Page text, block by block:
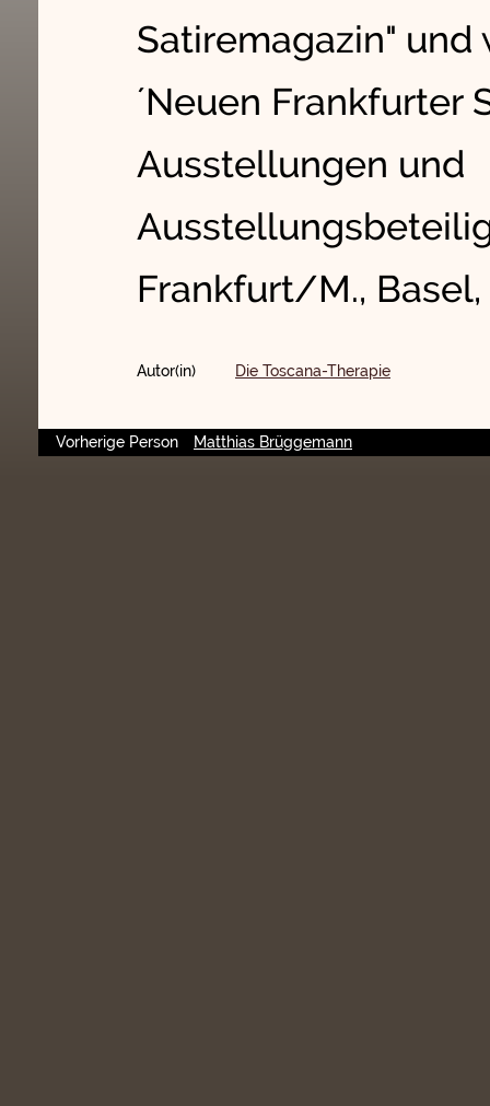
Satiremagazin"
´Neuen Frankfurter
Ausstellungen und
Frankfurt/M.,
Autor(in) Die Toscana-Therapie
Vorherige Person Matthias Brüggemann